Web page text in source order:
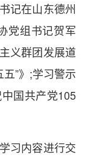
记在山东德州
党组书记贺军
义群团发展道
”》;学习警示
国共产党105
习内容进行交